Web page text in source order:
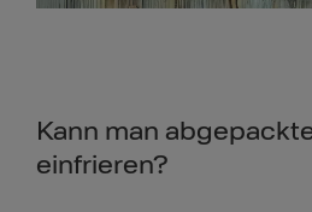
Kann man
einfrieren?